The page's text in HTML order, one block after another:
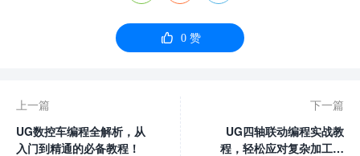
 0赞
上一篇
UG数控车编程全解析，从
入门到精通的必备教程！
下一篇
UG四轴联动编程实战教
程，轻松应对复杂加工任